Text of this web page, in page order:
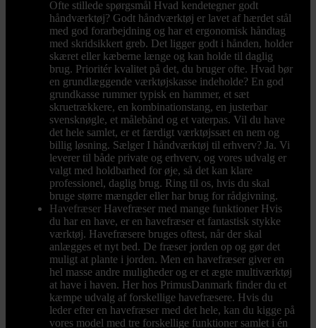
Ofte stillede spørgsmål Hvad kendetegner godt
håndværktøj? Godt håndværktøj er lavet af hærdet stål
med god forarbejdning og har et ergonomisk håndtag
med skridsikkert greb. Det ligger godt i hånden, holder
skæret eller kæberne længe og kan holde til daglig
brug. Prioritér kvalitet på det, du bruger ofte. Hvad bør
en grundlæggende værktøjskasse indeholde? En god
grundkasse rummer typisk en hammer, et sæt
skruetrækkere, en kombinationstang, en justerbar
svensknøgle, et målebånd og et vaterpas. Vil du have
det hele samlet, er et færdigt værktøjssæt en nem og
billig løsning. Sælger I håndværktøj til erhverv? Ja. Vi
leverer til både private og erhverv, og vores udvalg er
valgt med holdbarhed for øje, så det kan klare
professionel, daglig brug. Ring til os, hvis du skal
bruge større mængder eller har brug for rådgivning.
Havefræser Havefræser med mange funktioner Hvis
du har en have, er en havefræser et fantastisk stykke
værktøj. Havefræsere bruges oftest, når der skal
anlægges et nyt bed. De fræser jorden op og gør det
muligt at plante i jorden. Men en havefræser giver en
hel masse andre muligheder og er et ægte multiværktøj
at have i haven. Her hos PrimusDanmark finder du et
kæmpe udvalg af forskellige havefræsere. Hvis du
leder efter en havefræser med det hele, kan du kigge på
vores model med tre forskellige funktioner samlet i én